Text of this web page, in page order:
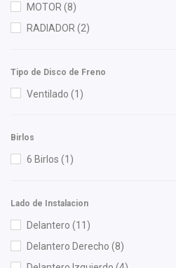
Gates(2)
Gonher (4)
Herta(2)
Hitachi(1)
Interfil
ISAKA(1)
Lucid Auto Lamps
Lusac(1)
M Series(1)
MOTORFIL(1)
MOTOR (8)
RADIADOR (2)
Tipo de Disco de Freno
Ventilado (1)
Birlos
6 Birlos (1)
Lado de Instalacion
Delantero (11)
Delantero Derecho (8)